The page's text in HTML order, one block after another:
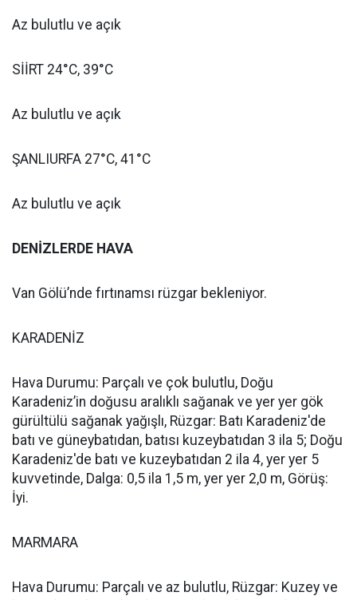
Az bulutlu ve açık
SİİRT 24°C, 39°C
Az bulutlu ve açık
ŞANLIURFA 27°C, 41°C
Az bulutlu ve açık
DENİZLERDE HAVA
Van Gölü’nde fırtınamsı rüzgar bekleniyor.
KARADENİZ
Hava Durumu: Parçalı ve çok bulutlu, Doğu
Karadeniz’in doğusu aralıklı sağanak ve yer yer gök
gürültülü sağanak yağışlı, Rüzgar: Batı Karadeniz'de
batı ve güneybatıdan, batısı kuzeybatıdan 3 ila 5; Doğu
Karadeniz'de batı ve kuzeybatıdan 2 ila 4, yer yer 5
kuvvetinde, Dalga: 0,5 ila 1,5 m, yer yer 2,0 m, Görüş:
İyi.
MARMARA
Hava Durumu: Parçalı ve az bulutlu, Rüzgar: Kuzey ve